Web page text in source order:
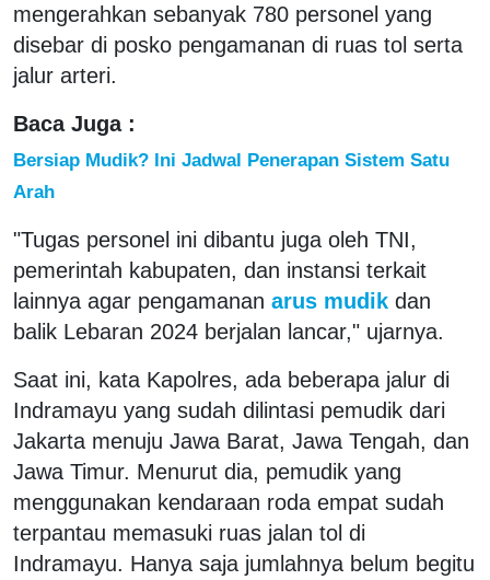
mengerahkan sebanyak 780 personel yang
disebar di posko pengamanan di ruas tol serta
jalur arteri.
Baca Juga :
Bersiap Mudik? Ini Jadwal Penerapan Sistem Satu
Arah
"Tugas personel ini dibantu juga oleh TNI,
pemerintah kabupaten, dan instansi terkait
lainnya agar pengamanan arus mudik dan
balik Lebaran 2024 berjalan lancar," ujarnya.
Saat ini, kata Kapolres, ada beberapa jalur di
Indramayu yang sudah dilintasi pemudik dari
Jakarta menuju Jawa Barat, Jawa Tengah, dan
Jawa Timur. Menurut dia, pemudik yang
menggunakan kendaraan roda empat sudah
terpantau memasuki ruas jalan tol di
Indramayu. Hanya saja jumlahnya belum begitu